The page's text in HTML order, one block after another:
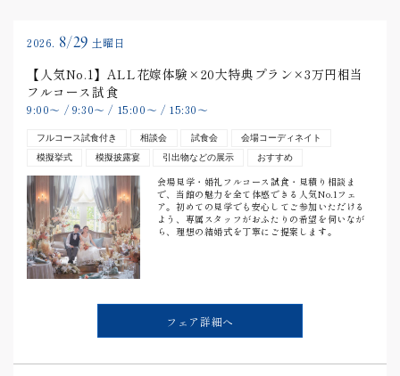
2026. 8/29 土曜日
【人気No.1】ALL花嫁体験×20大特典プラン×3万円相当
フルコース試食
9:00〜 / 9:30〜 / 15:00〜 / 15:30〜
フルコース試食付き 相談会 試食会
会場コーディネイト
模擬挙式
模擬披露宴 引出物などの展示 おすすめ
会場見学・婚礼フルコース試食・見積り相談ま
で、当館の魅力を全て体感できる人気No.1フェ
ア。初めての見学でも安心してご参加いただける
よう、専属スタッフがおふたりの希望を伺いなが
ら、理想の結婚式を丁寧にご提案します。
フェア詳細へ